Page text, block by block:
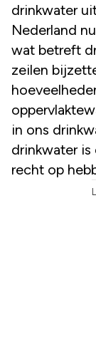
drinkwater
Nederland
wat betreft
zeilen
in ons
drinkwater is
recht op